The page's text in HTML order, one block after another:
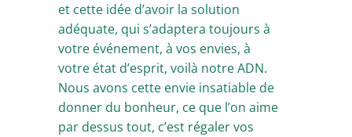
et cette idée d’avoir la solution
adéquate, qui s’adaptera toujours à
votre événement, à vos envies, à
votre état d’esprit, voilà notre ADN.
Nous avons cette envie insatiable de
donner du bonheur, ce que l’on aime
par dessus tout, c’est régaler vos